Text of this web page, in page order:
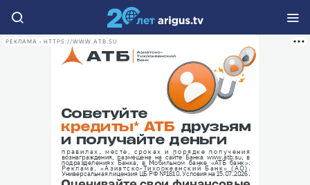
РЕКЛАМА • HTTPS://WWW.ATB.SU